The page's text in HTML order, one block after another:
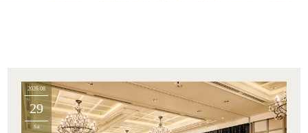
2026.08
29
Sat